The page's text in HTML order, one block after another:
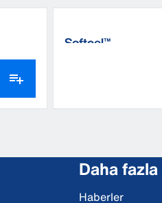
Softcel™
Daha
Haberler